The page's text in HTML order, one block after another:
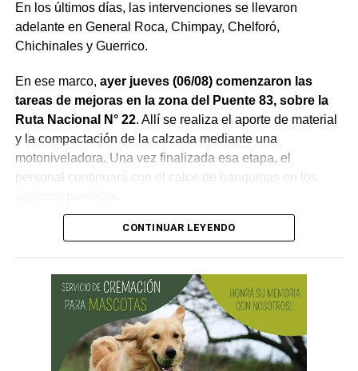
En los últimos días, las intervenciones se llevaron
adelante en General Roca, Chimpay, Chelforó,
Chichinales y Guerrico.
En ese marco, ayer jueves (06/08) comenzaron las
tareas de mejoras en la zona del Puente 83, sobre la
Ruta Nacional N° 22. Allí se realiza el aporte de material
y la compactación de la calzada mediante una
motoniveladora. Una vez finalizada esa etapa, el
personal continuará con el calce de banquinas en los
CONTINUAR LEYENDO